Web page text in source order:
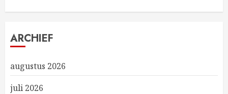
ARCHIEF
augustus 2026
juli 2026